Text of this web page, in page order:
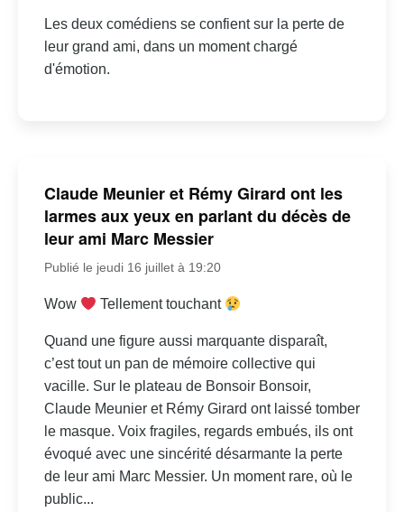
Les deux comédiens se confient sur la perte de
leur grand ami, dans un moment chargé
d'émotion.
Claude Meunier et Rémy Girard ont les
larmes aux yeux en parlant du décès de
leur ami Marc Messier
Publié le jeudi 16 juillet à 19:20
Wow Tellement touchant
Quand une figure aussi marquante disparaît,
c’est tout un pan de mémoire collective qui
vacille. Sur le plateau de Bonsoir Bonsoir,
Claude Meunier et Rémy Girard ont laissé tomber
le masque. Voix fragiles, regards embués, ils ont
évoqué avec une sincérité désarmante la perte
de leur ami Marc Messier. Un moment rare, où le
public...